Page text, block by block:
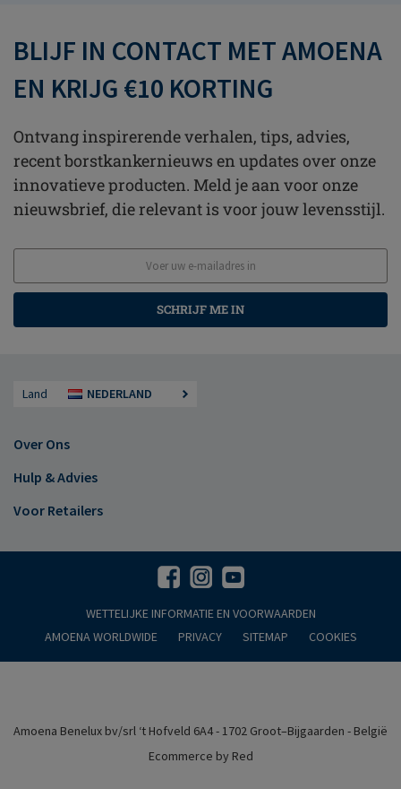
BLIJF IN CONTACT MET AMOENA
EN KRIJG €10 KORTING
Ontvang inspirerende verhalen, tips, advies,
recent borstkankernieuws en updates over onze
innovatieve producten. Meld je aan voor onze
nieuwsbrief, die relevant is voor jouw levensstijl.
SCHRIJF ME IN
Land NEDERLAND
Over Ons
Hulp & Advies
Voor Retailers
WETTELIJKE INFORMATIE EN VOORWAARDEN
AMOENA WORLDWIDE
PRIVACY SITEMAP COOKIES
Amoena Benelux bv/srl ‘t Hofveld 6A4 - 1702 Groot–Bijgaarden - België
Ecommerce by Red